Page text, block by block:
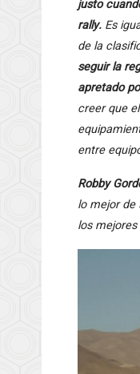
justo
rally. Es
de la
seguir la
apretado
creer que
entre
Robby
lo mejor de
los mejores